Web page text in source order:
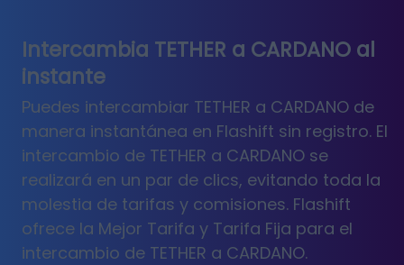
Intercambia TETHER a CARDANO al
instante
Puedes intercambiar TETHER a CARDANO de
manera instantánea en Flashift sin registro. El
intercambio de TETHER a CARDANO se
realizará en un par de clics, evitando toda la
molestia de tarifas y comisiones. Flashift
ofrece la Mejor Tarifa y Tarifa Fija para el
intercambio de TETHER a CARDANO.